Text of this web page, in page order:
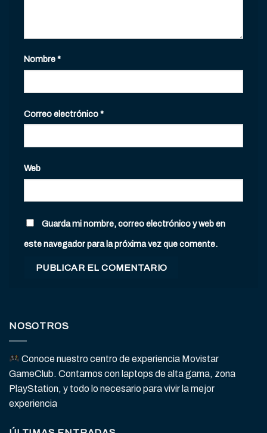
Nombre*
Correo electrónico*
Web
Guarda mi nombre, correo electrónico y web en
este navegador para la próxima vez que comente.
NOSOTROS
Conoce nuestro centro de experiencia Movistar
GameClub. Contamos con laptops de alta gama, zona
PlayStation, y todo lo necesario para vivir la mejor
experiencia